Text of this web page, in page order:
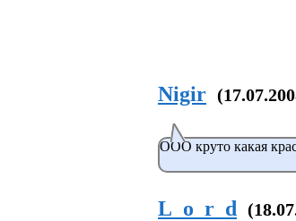
Nigir
ООО круто какая
L_o_r_d